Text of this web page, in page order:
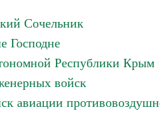
Сочельник
Господне
Республики Крым
войск
авиации